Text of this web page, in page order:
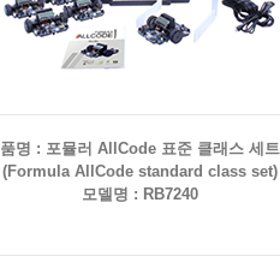
품명 : 포뮬러 AllCode 표준 클래스 세트
(Formula AllCode standard class set)
모델명 : RB7240